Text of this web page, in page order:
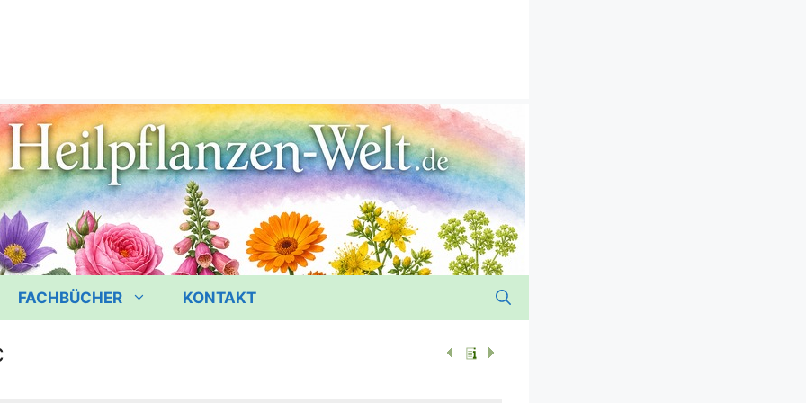
FACHBÜCHER KONTAKT